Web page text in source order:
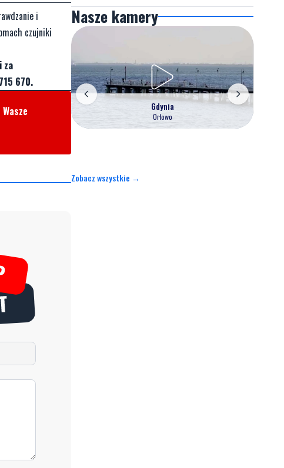
i
czujniki
za
670.
Nasze kamery
Gdynia
Orłowo
Zobacz wszystkie →